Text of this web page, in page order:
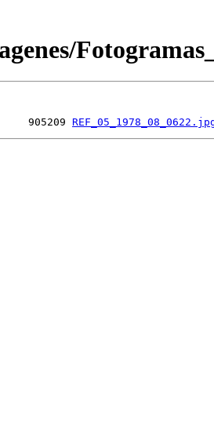
905209